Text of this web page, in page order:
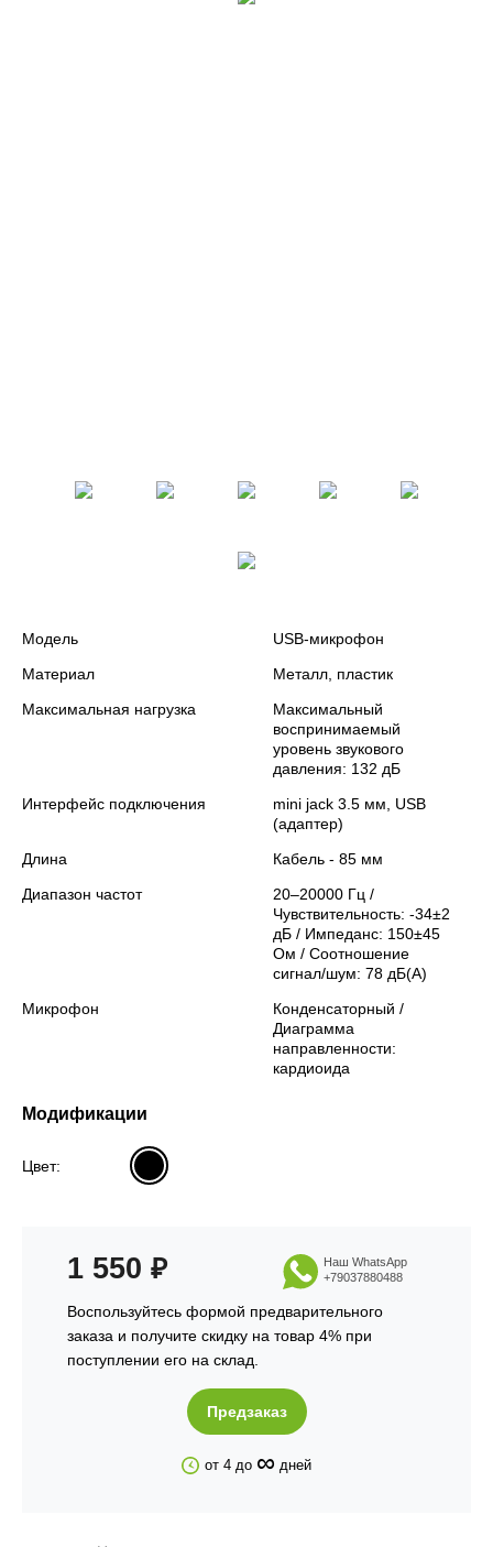
Модель
USB-микрофон
Материал
Металл, пластик
Максимальная нагрузка
Максимальный
воспринимаемый
уровень звукового
давления: 132 дБ
Интерфейс подключения
mini jack 3.5 мм, USB
(адаптер)
Длина
Кабель - 85 мм
Диапазон частот
20–20000 Гц /
Чувствительность: -34±2
дБ / Импеданс: 150±45
Ом / Соотношение
сигнал/шум: 78 дБ(А)
Микрофон
Конденсаторный /
Диаграмма
направленности:
кардиоида
Модификации
Цвет:
1 550 ₽
Воспользуйтесь формой предварительного
заказа и получите скидку на товар 4% при
поступлении его на склад.
Наш WhatsApp
+79037880488
Предзаказ
от 4 до ∞ дней